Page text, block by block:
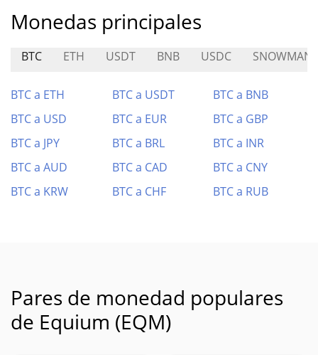
Monedas principales
BTC ETH USDT BNB USDC SNOWMAN
BTC a ETH BTC a USDT
BTC a BNB
BTC a USD
BTC a EUR
BTC a GBP
BTC a JPY
BTC a BRL
BTC a INR
BTC a AUD
BTC a CAD
BTC a CNY
BTC a KRW
BTC a CHF BTC a RUB
Pares de monedad populares
de Equium (EQM)